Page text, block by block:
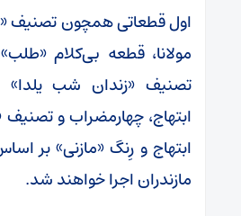
اول قطعاتی همچون تصنیف
مولانا، قطعه بی‌کلام
تصنیف «زندان شب
ابتهاج، چهارمضراب و
ابتهاج و رِنگ «مازنی» بر
مازندران اجرا خواهند شد.